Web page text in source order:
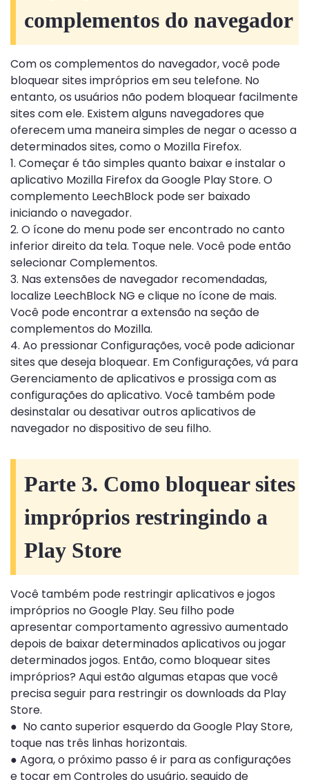
complementos do navegador
Com os complementos do navegador, você pode
bloquear sites impróprios em seu telefone. No
entanto, os usuários não podem bloquear facilmente
sites com ele. Existem alguns navegadores que
oferecem uma maneira simples de negar o acesso a
determinados sites, como o Mozilla Firefox.
1. Começar é tão simples quanto baixar e instalar o
aplicativo Mozilla Firefox da Google Play Store. O
complemento LeechBlock pode ser baixado
iniciando o navegador.
2. O ícone do menu pode ser encontrado no canto
inferior direito da tela. Toque nele. Você pode então
selecionar Complementos.
3. Nas extensões de navegador recomendadas,
localize LeechBlock NG e clique no ícone de mais.
Você pode encontrar a extensão na seção de
complementos do Mozilla.
4. Ao pressionar Configurações, você pode adicionar
sites que deseja bloquear. Em Configurações, vá para
Gerenciamento de aplicativos e prossiga com as
configurações do aplicativo. Você também pode
desinstalar ou desativar outros aplicativos de
navegador no dispositivo de seu filho.
Parte 3. Como bloquear sites
impróprios restringindo a
Play Store
Você também pode restringir aplicativos e jogos
impróprios no Google Play. Seu filho pode
apresentar comportamento agressivo aumentado
depois de baixar determinados aplicativos ou jogar
determinados jogos. Então, como bloquear sites
impróprios? Aqui estão algumas etapas que você
precisa seguir para restringir os downloads da Play
Store.
● No canto superior esquerdo da Google Play Store,
toque nas três linhas horizontais.
● Agora, o próximo passo é ir para as configurações
e tocar em Controles do usuário, seguido de